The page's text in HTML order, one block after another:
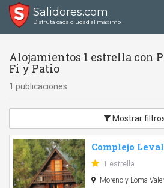
Salidores.com
Disfrutá cada ciudad al máximo
Alojamientos 1 estrella con
Fi y Patio
1 publicaciones
Mostrar
Complejo
1 estrella
Moreno y Loma